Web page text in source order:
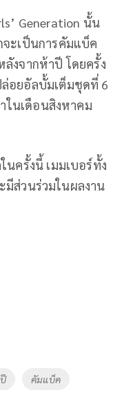
Generation นั้น
ะเป็นการคัมแบ็ค
งจากห้าปี โดยครั้ง
อยอัลบั้มเต็มชุดที่ 6
ในเดือนสิงหาคม
นครั้งนี้ เมมเบอร์ทั้ง
มีส่วนร่วมในผลงาน
คัมแบ็ค